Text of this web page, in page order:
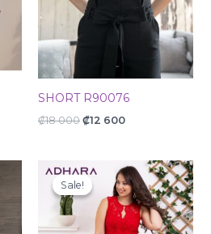
SHORT R90076
₡18 000 ₡12 600
Sale!
Sale!
Original
price
was:
₡28
000.
Current
price
is:
₡16
800.